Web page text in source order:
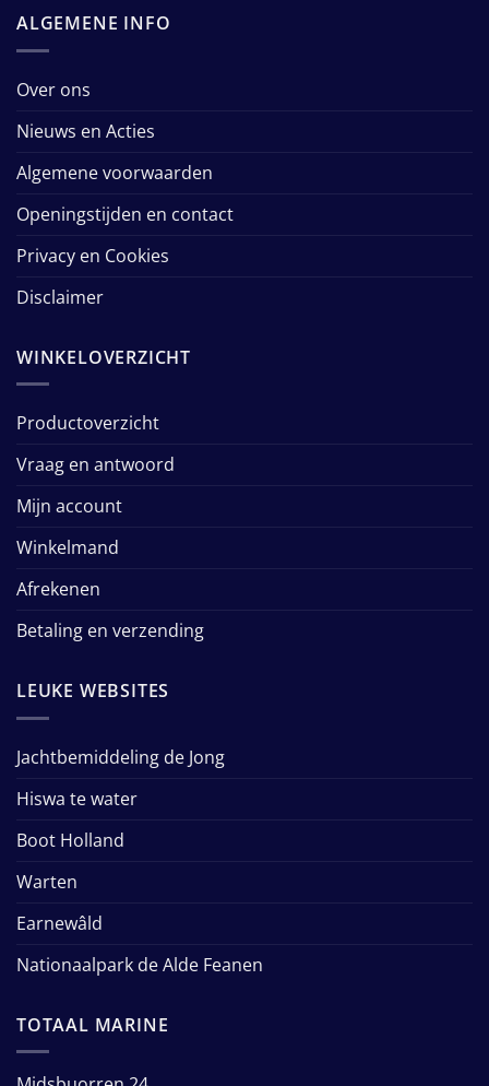
ALGEMENE INFO
Over ons
Nieuws en Acties
Algemene voorwaarden
Openingstijden en contact
Privacy en Cookies
Disclaimer
WINKELOVERZICHT
Productoverzicht
Vraag en antwoord
Mijn account
Winkelmand
Afrekenen
Betaling en verzending
LEUKE WEBSITES
Jachtbemiddeling de Jong
Hiswa te water
Boot Holland
Warten
Earnewâld
Nationaalpark de Alde Feanen
TOTAAL MARINE